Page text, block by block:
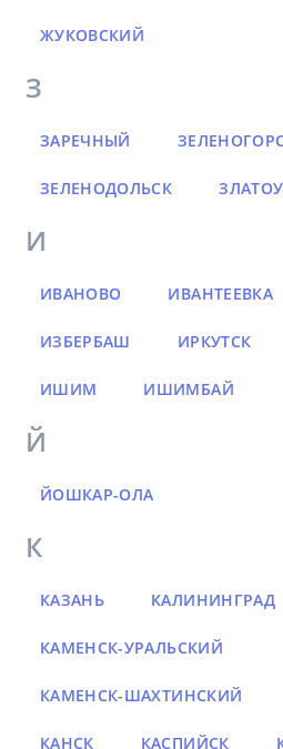
ЖУКОВСКИЙ
З
ЗАРЕЧНЫЙ
ЗЕЛЕНОДОЛЬСК
И
ИВАНОВО ИВАНТЕЕВКА
ИЗБЕРБАШ ИРКУТСК
ИШИМ ИШИМБАЙ
Й
ЙОШКАР-ОЛА
К
КАЗАНЬ КАЛИНИНГРАД
КАМЕНСК-УРАЛЬСКИЙ
КАМЕНСК-ШАХТИНСКИЙ
КАНСК КАСПИЙСК